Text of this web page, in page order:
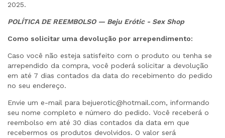
2025.
POLÍTICA DE REEMBOLSO — Beju Erótic - Sex Shop
Como solicitar uma devolução por arrependimento:
Caso você não esteja satisfeito com o produto ou tenha se
arrependido da compra, você poderá solicitar a devolução
em até 7 dias contados da data do recebimento do pedido
no seu endereço.
Envie um e-mail para bejuerotic@hotmail.com, informando
seu nome completo e número do pedido. Você receberá o
reembolso em até 30 dias contados da data em que
recebermos os produtos devolvidos. O valor será